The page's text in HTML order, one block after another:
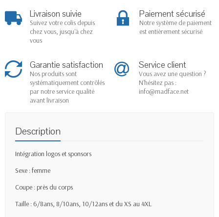
Livraison suivie
Suivez votre colis depuis
chez vous, jusqu'à chez
vous
Paiement sécurisé
Notre système de paiement
est entièrement sécurisé
Garantie satisfaction
Nos produits sont
systématiquement contrôlés
par notre service qualité
avant livraison
Service client
Vous avez une question ?
N'hésitez pas :
info@madface.net
Description
Intégration logos et sponsors
Sexe : femme
Coupe : près du corps
Taille : 6/8ans, 8/10ans, 10/12ans et du XS au 4XL